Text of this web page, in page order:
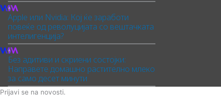
Apple или Nvidia: Кој ќе заработи
повеќе од револуцијата со вештачката
интелигенција?
Без адитиви и скриени состојки:
Направете домашно растително млеко
за само десет минути
Prijavi se na novosti.